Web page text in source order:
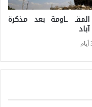
ـاومة بعد مذكرة